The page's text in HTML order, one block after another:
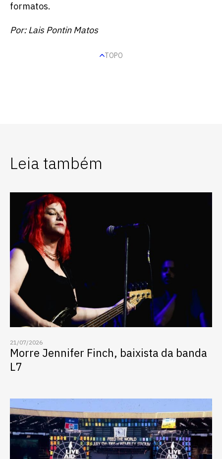
formatos.
Por: Lais Pontin Matos
TOPO
Leia também
21/07/2026
Morre Jennifer Finch, baixista da banda
L7
Escolha a vaga que você